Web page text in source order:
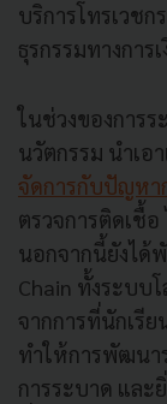
บริการโทรเวชก
ธุรกรรมทางการ
ในช่วงของการ
นวัตกรรม นำเอ
จัดการกับปัญหา
ตรวจการติดเชื้อ
นอกจากนี้ยังได้
Chain ทั้งระบบ
จากการที่นักเรี
ทำให้การพัฒนา
การระบาด แล